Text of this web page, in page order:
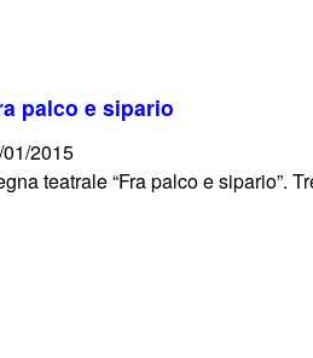
palco e sipario
2015
teatrale “Fra palco e sipario”.